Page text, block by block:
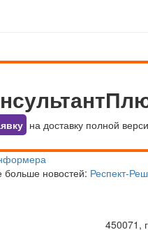
на доставку полной
новостей: Респект-
450071,